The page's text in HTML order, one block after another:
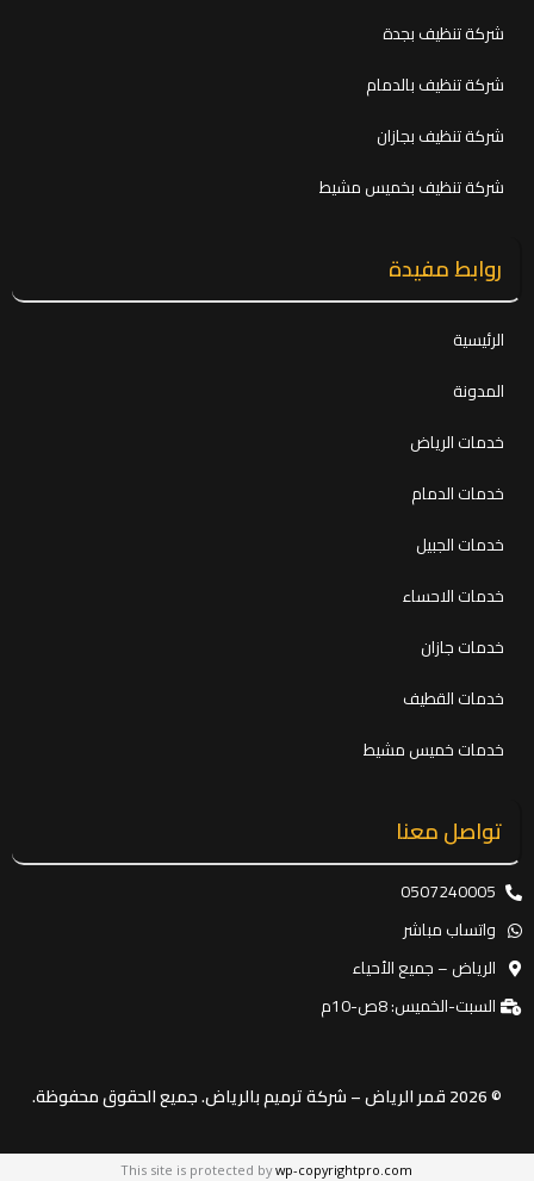
شركة تنظيف بجدة
شركة تنظيف بالدمام
شركة تنظيف بجازان
شركة تنظيف بخميس مشيط
روابط مفيدة
الرئيسية
المدونة
خدمات الرياض
خدمات الدمام
خدمات الجبيل
خدمات الاحساء
خدمات جازان
خدمات القطيف
خدمات خميس مشيط
تواصل معنا
0507240005
واتساب مباشر
الرياض – جميع الأحياء
السبت-الخميس: 8ص-10م
© 2026 قمر الرياض – شركة ترميم بالرياض. جميع الحقوق محفوظة.
This site is protected bywp-copyrightpro.com